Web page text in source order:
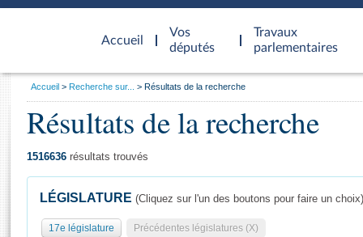
Accueil
d'accueil
Vos
députés
Travaux
parlementaires
Général
Vous
Accueil Recherche sur... Résultats de la recherche
Résultats de la recherche
1516636 résultats trouvés
LÉGISLATURE (Cliquez sur l'un des boutons pour faire un choix)
17e législature Précédentes législatures (X)